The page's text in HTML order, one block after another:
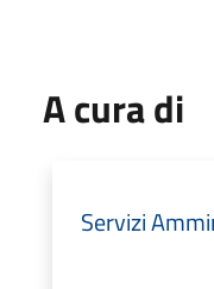
A cura di
Servizi